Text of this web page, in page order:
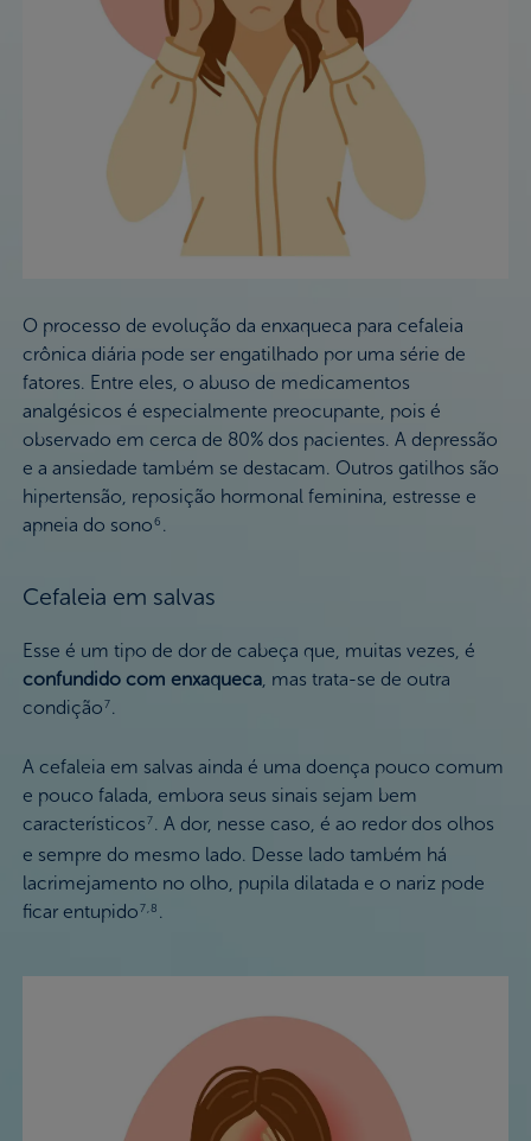
O processo de evolução da enxaqueca para cefaleia
crônica diária pode ser engatilhado por uma série de
fatores. Entre eles, o abuso de medicamentos
analgésicos é especialmente preocupante, pois é
observado em cerca de 80% dos pacientes. A depressão
e a ansiedade também se destacam. Outros gatilhos são
hipertensão, reposição hormonal feminina, estresse e
apneia do sono6 .
Cefaleia em salvas
Esse é um tipo de dor de cabeça que, muitas vezes, é
confundido com enxaqueca, mas trata-se de outra
condição7.
A cefaleia em salvas ainda é uma doença pouco comum
e pouco falada, embora seus sinais sejam bem
característicos7. A dor, nesse caso, é ao redor dos olhos
e sempre do mesmo lado. Desse lado também há
lacrimejamento no olho, pupila dilatada e o nariz pode
ficar entupido7,8 .